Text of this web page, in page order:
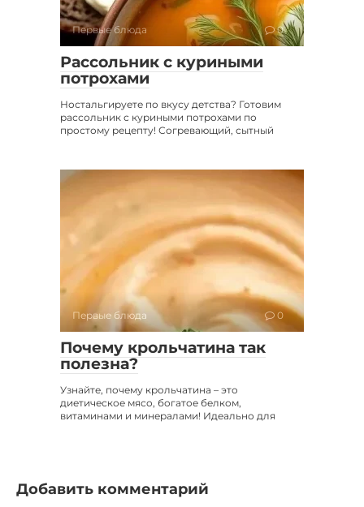
Первые блюда 0
Рассольник с куриными
потрохами
Ностальгируете по вкусу детства? Готовим
рассольник с куриными потрохами по
простому рецепту! Согревающий, сытный
Первые блюда 0
Почему крольчатина так
полезна?
Узнайте, почему крольчатина – это
диетическое мясо, богатое белком,
витаминами и минералами! Идеально для
Добавить комментарий